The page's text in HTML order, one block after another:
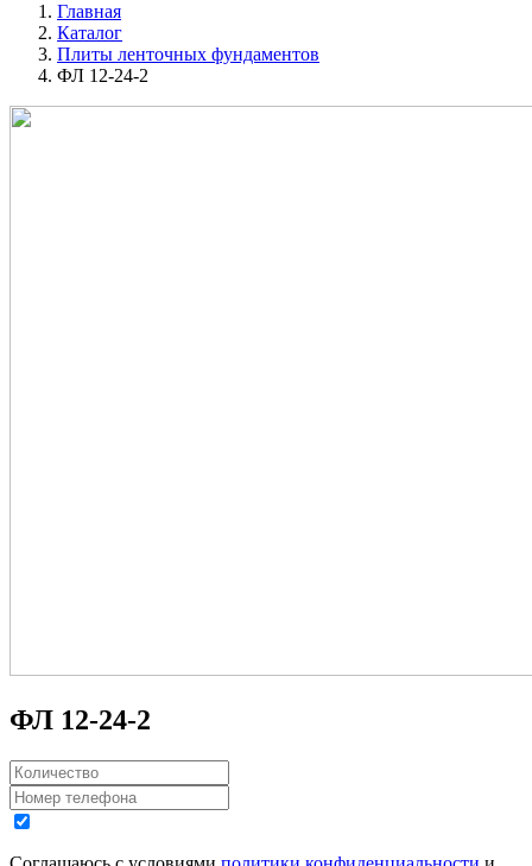
Главная
Каталог
Плиты ленточных фундаментов
ФЛ 12-24-2
ФЛ 12-24-2